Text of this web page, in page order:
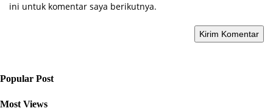
ini untuk komentar saya berikutnya.
Popular Post
Most Views